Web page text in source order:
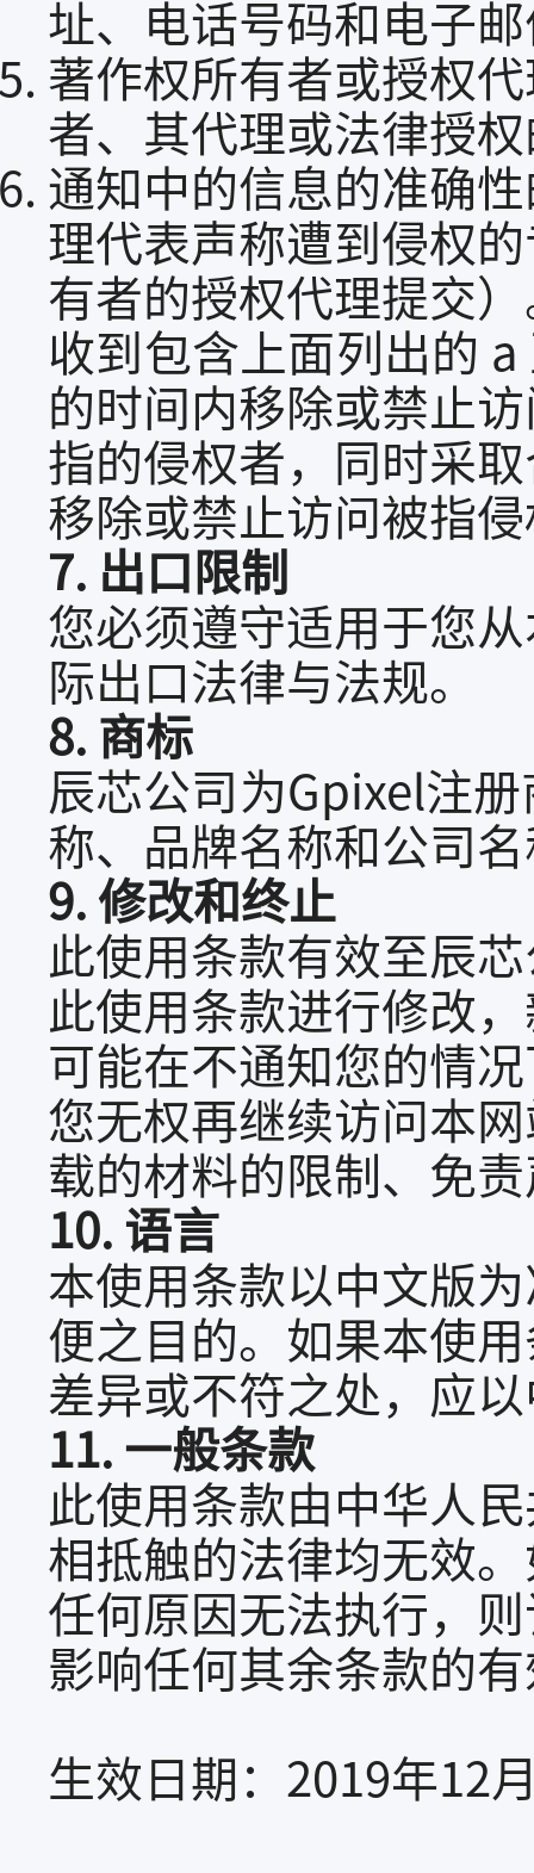
址、电话号码和电子
著作权所有者或授权
者、其代理或法律授
通知中的信息的准确
理代表声称遭到侵权
有者的授权代理提交
收到包含上面列出的
的时间内移除或禁止
指的侵权者，同时采
移除或禁止访问被指
7. 出口限制
您必须遵守适用于您
际出口法律与法规。
8. 商标
辰芯公司为Gpixel注
称、品牌名称和公司
9. 修改和终止
此使用条款有效至辰
此使用条款进行修改
可能在不通知您的情
您无权再继续访问本
载的材料的限制、免
10. 语言
本使用条款以中文版
便之目的。如果本使
差异或不符之处，应
11. 一般条款
此使用条款由中华人
相抵触的法律均无效
任何原因无法执行，
影响任何其余条款的
生效日期：2019年12